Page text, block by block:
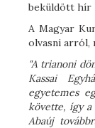
beküldött hír
A Magyar
olvasni arról,
"A trianoni
Kassai
egyetemes
követte, így a
Abaúj